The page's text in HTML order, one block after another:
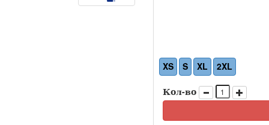
XS S XL 2XL
Кол-во